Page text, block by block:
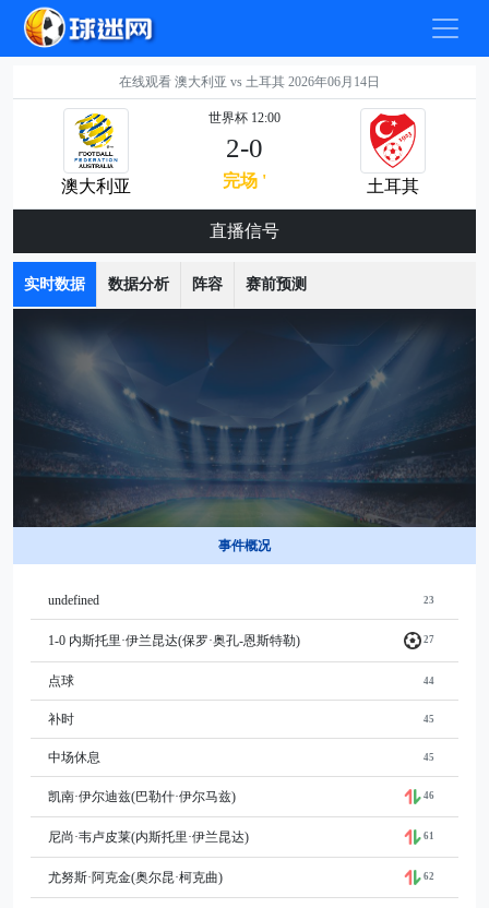
在线观看 澳大利亚 vs 土耳其 2026年06月14日
澳大利亚
世界杯 12:00
2-0
完场 ' 土耳其
直播信号
实时数据 数据分析 阵容 赛前预测
事件概况
undefined 23
1-0 内斯托里·伊兰昆达(保罗·奥孔-恩斯特勒) 27
点球 44
补时 45
中场休息 45
凯南·伊尔迪兹(巴勒什·伊尔马兹) 46
尼尚·韦卢皮莱(内斯托里·伊兰昆达) 61
尤努斯·阿克金(奥尔昆·柯克曲) 62